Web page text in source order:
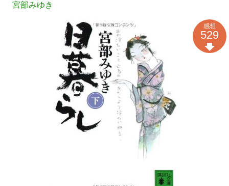
宮部みゆき
感想
529